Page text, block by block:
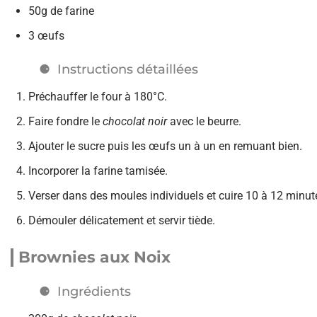
50g de farine
3 œufs
Instructions détaillées
Préchauffer le four à 180°C.
Faire fondre le chocolat noiravec le beurre.
Ajouter le sucre puis les œufs un à un en remuant bien.
Incorporer la farine tamisée.
Verser dans des moules individuels et cuire 10 à 12
Démouler délicatement et servir tiède.
Brownies aux Noix
Ingrédients